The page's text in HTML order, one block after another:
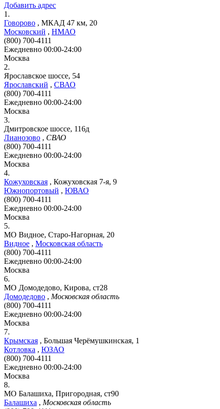
Добавить адрес
1.
Говорово , МКАД 47 км, 20
Московский , НМАО
(800) 700-4111
Ежедневно 00:00-24:00
Москва
2.
Ярославское шоссе, 54
Ярославский , СВАО
(800) 700-4111
Ежедневно 00:00-24:00
Москва
3.
Дмитровское шоссе, 116д
Лианозово , СВАО
(800) 700-4111
Ежедневно 00:00-24:00
Москва
4.
Кожуховская , Кожуховская 7-я, 9
Южнопортовый , ЮВАО
(800) 700-4111
Ежедневно 00:00-24:00
Москва
5.
МО Видное, Старо-Нагорная, 20
Видное , Московская область
(800) 700-4111
Ежедневно 00:00-24:00
Москва
6.
МО Домодедово, Кирова, ст28
Домодедово , Московская область
(800) 700-4111
Ежедневно 00:00-24:00
Москва
7.
Крымская , Большая Черёмушкинская, 1
Котловка , ЮЗАО
(800) 700-4111
Ежедневно 00:00-24:00
Москва
8.
МО Балашиха, Пригородная, ст90
Балашиха , Московская область